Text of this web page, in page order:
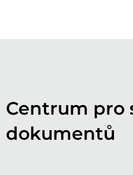
Centrum pro
dokumentů